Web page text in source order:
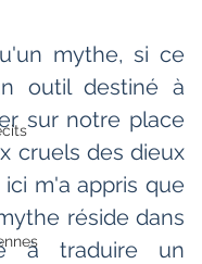
mythe, si ce
outil destiné à
sur notre place
cruels des dieux
m'a appris que
réside dans
à traduire un